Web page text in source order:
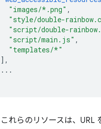
"images/*.png" ,
"style/double-
"script/double-
"script/main.js" ,
"templates/*"
],
...
これらのリソースは、URL